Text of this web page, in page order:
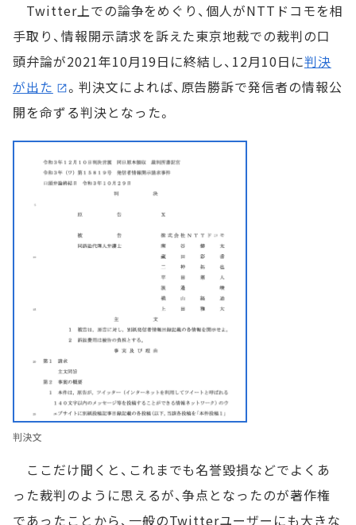
Twitter上での論争をめぐり、個人がNTTドコモを相
手取り、情報開示請求を訴えた東京地裁での裁判の口
頭弁論が2021年10月19日に終結し、12月10日に判決
が出た
。判決文によれば、原告勝訴で発信者の情報公
開を命ずる判決となった。
判決文
ここだけ聞くと、これまでも名誉毀損などでよくあ
った裁判のように思えるが、争点となったのが著作権
であったことから、一般のTwitterユーザーにも大きな